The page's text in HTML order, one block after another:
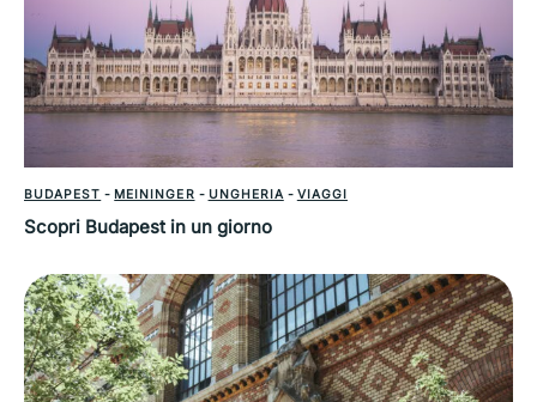
BUDAPEST - MEININGER - UNGHERIA - VIAGGI
Scopri Budapest in un giorno